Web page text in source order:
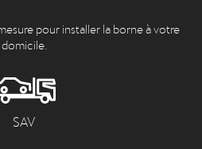
pour installer la borne à votre
domicile.
SAV